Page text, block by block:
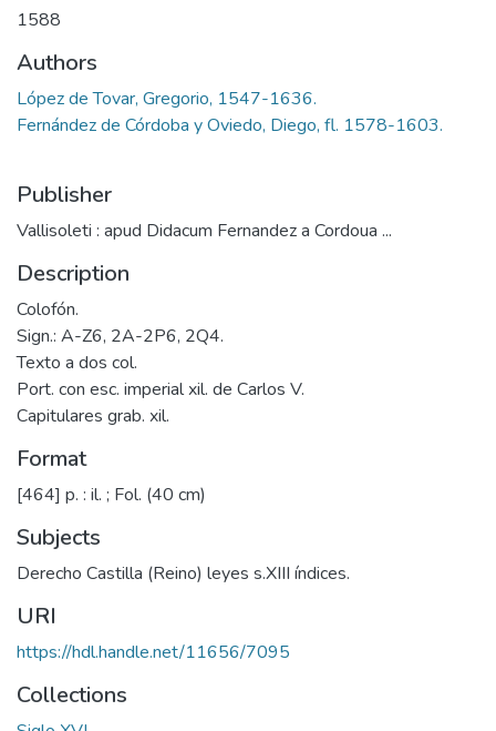
1588
Authors
López de Tovar, Gregorio, 1547-1636.
Fernández de Córdoba y Oviedo, Diego, fl. 1578-1603.
Publisher
Vallisoleti : apud Didacum Fernandez a Cordoua ...
Description
Colofón.
Sign.: A-Z6, 2A-2P6, 2Q4.
Texto a dos col.
Port. con esc. imperial xil. de Carlos V.
Capitulares grab. xil.
Format
[464] p. : il. ; Fol. (40 cm)
Subjects
Derecho Castilla (Reino) leyes s.XIII índices.
URI
https://hdl.handle.net/11656/7095
Collections